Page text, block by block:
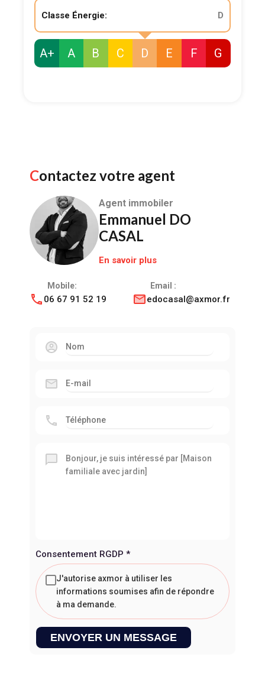
Classe Énergie: D
A+ A B C D E F G
Contactez votre agent
Agent immobiler
Emmanuel DO
CASAL
En savoir plus
Mobile:
06 67 91 52 19
Email :
edocasal@axmor.fr
Consentement RGDP *
J'autorise axmor à utiliser les
informations soumises afin de répondre
à ma demande.
ENVOYER UN MESSAGE